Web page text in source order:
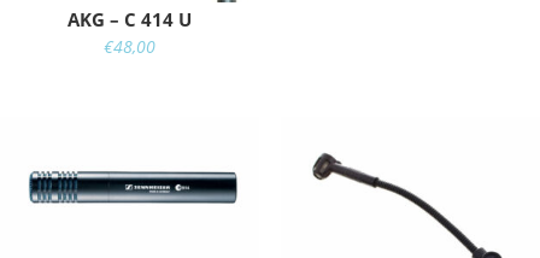
AKG – C 414 U
€48,00